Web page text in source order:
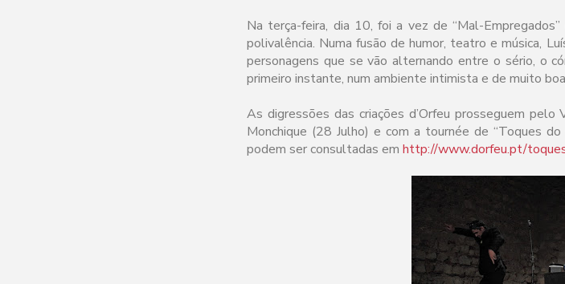
Na terça-feira, dia 10, foi a vez de “Mal-
polivalência. Numa fusão de humor, teatro e música,
personagens que se vão alternando entre o sério, o
primeiro instante, num ambiente intimista e de muito
As digressões das criações d’Orfeu prosseguem
Monchique (28 Julho) e com a tournée de “Toques
podem ser consultadas em http://www.dorfeu.pt/